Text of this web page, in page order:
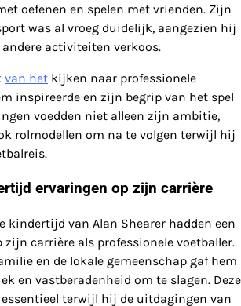
oefenen en spelen met vrienden. Zijn
was al vroeg duidelijk, aangezien hij
activiteiten verkoos.
van het kijken naar professionele
inspireerde en zijn begrip van het spel
voedden niet alleen zijn ambitie,
rolmodellen om na te volgen terwijl hij
ervaringen op zijn carrière
kindertijd van Alan Shearer hadden een
carrière als professionele voetballer.
en de lokale gemeenschap gaf hem
en vastberadenheid om te slagen. Deze
terwijl hij de uitdagingen van